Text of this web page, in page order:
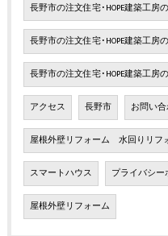
長野市の注文住宅･HOPE建築工房
長野市の注文住宅･HOPE建築工房
長野市の注文住宅･HOPE建築工房
アクセス 長野市 お問い
屋根外壁リフォーム 水回りリフ
スマートハウス プライバシー
屋根外壁リフォーム